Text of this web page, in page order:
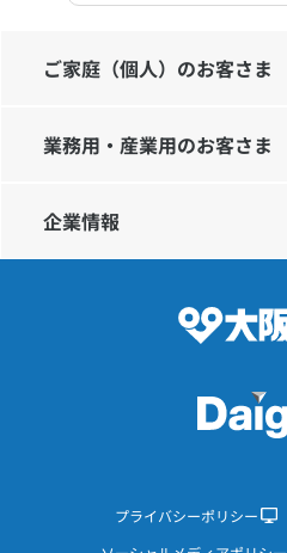
ご家庭（個人）のお客さま
業務用・産業用のお客さま
企業情報
プライバシーポリシー